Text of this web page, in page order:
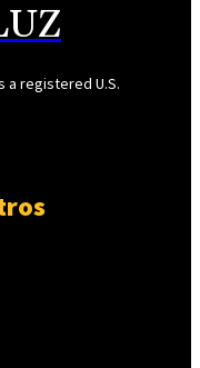
a registered U.S.